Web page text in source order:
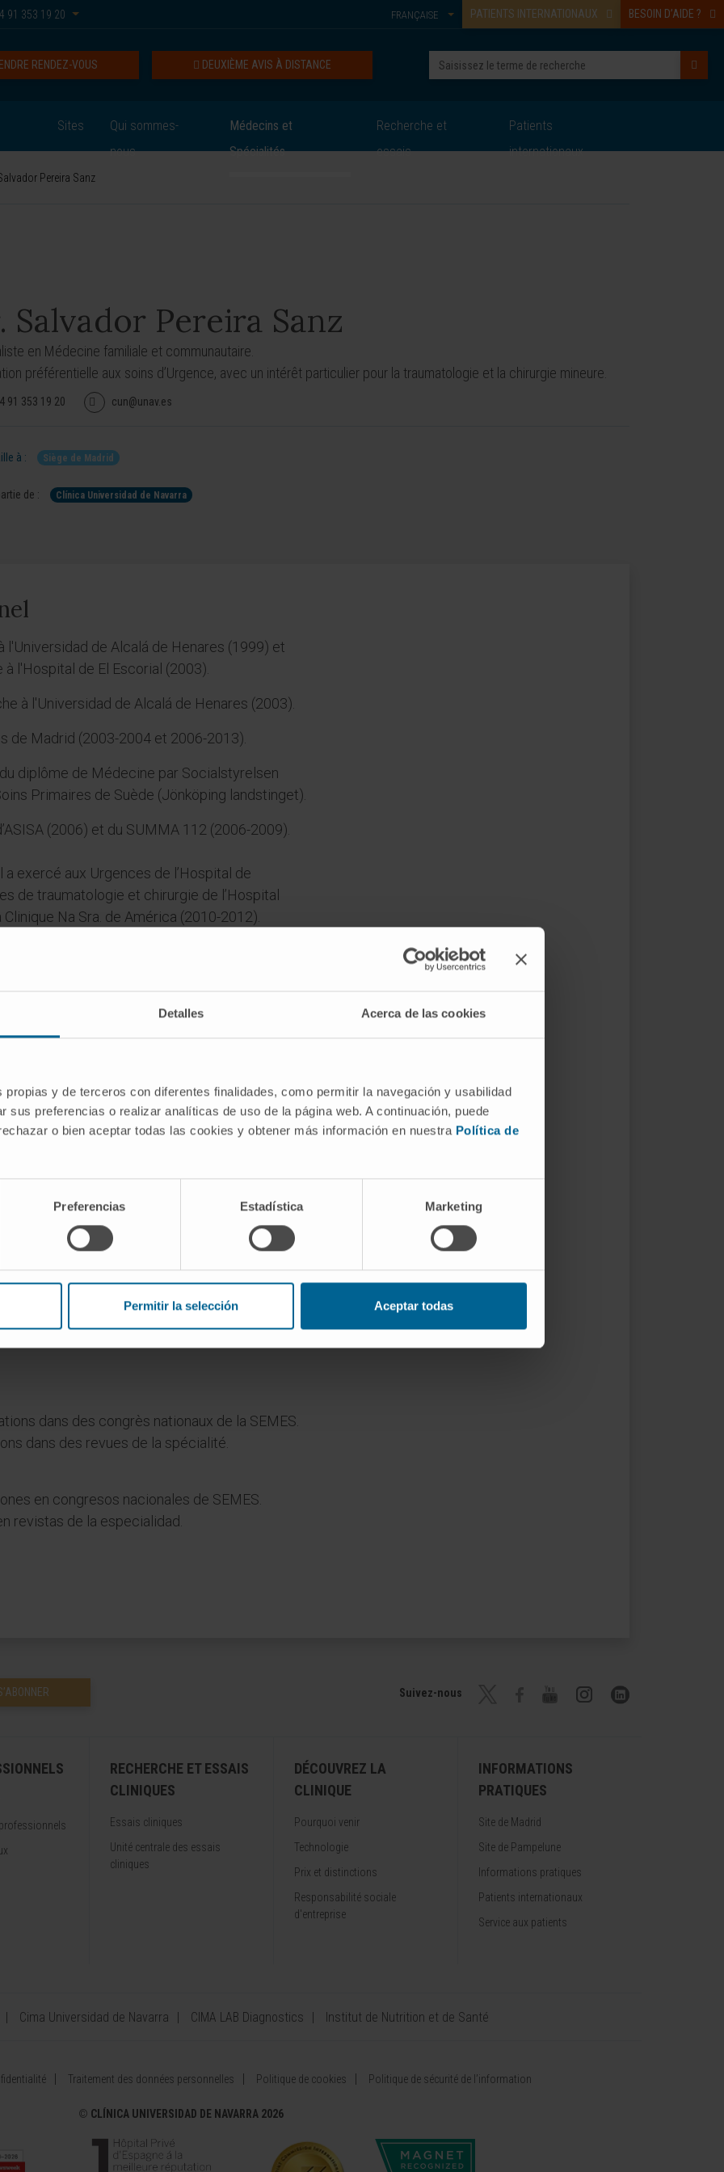
Detalles Acerca de las cookies
propias y de terceros con diferentes finalidades, como permitir la navegación y usabilidad
sus preferencias o realizar analíticas de uso de la página web. A continuación, puede
o bien aceptar todas las cookies y obtener más información en nuestra Política de
Preferencias Estadística Marketing
Permitir la selección Aceptar todas
91 353 19 20 PATIENTS INTERNATIONAUX BESOIN D’AIDE ?
FRANÇAISE
DEUXIÈME AVIS À DISTANCE
RENDEZ-VOUS
Sites
Qui sommes-
nous
Médecins et
Spécialités
Recherche et
essais
Patients
internationaux
Pereira Sanz
Salvador Pereira Sanz
en Médecine familiale et communautaire.
préférentielle aux soins d’Urgence, avec un intérêt particulier pour la traumatologie et la chirurgie mineure.
91 353 19 20 cun@unav.es
à : Siège de Madrid
de : Clínica Universidad de Navarra
l'Universidad de Alcalá de Henares (1999) et
l'Hospital de El Escorial (2003).
à l'Universidad de Alcalá de Henares (2003).
de Madrid (2003-2004 et 2006-2013).
diplôme de Médecine par Socialstyrelsen
Primaires de Suède (Jönköping landstinget).
(2006) et du SUMMA 112 (2006-2009).
exercé aux Urgences de l’Hospital de
de traumatologie et chirurgie de l’Hospital
Na Sra. de América (2010-2012).
de Médecine de Famille par
dans les Soins Primaires de Suède
2013 à décembre 2017.
la SEMES (Sociedad Española de Medicina de
dans des congrès nationaux de la SEMES.
dans des revues de la spécialité.
en congresos nacionales de SEMES.
revistas de la especialidad.
Suivez-nous
RECHERCHE ET ESSAIS
CLINIQUES
Essais cliniques
Unité centrale des essais
cliniques
DÉCOUVREZ LA
CLINIQUE
Pourquoi venir
Technologie
Prix et distinctions
Responsabilité sociale
d'entreprise
INFORMATIONS
PRATIQUES
Site de Madrid
Site de Pampelune
Informations pratiques
Patients internationaux
Service aux patients
Cima Universidad de Navarra CIMA LAB Diagnostics Institut de Nutrition et de Santé
Traitement des données personnelles Politique de cookies Politique de sécurité de l’information
© CLÍNICA UNIVERSIDAD DE NAVARRA 2026